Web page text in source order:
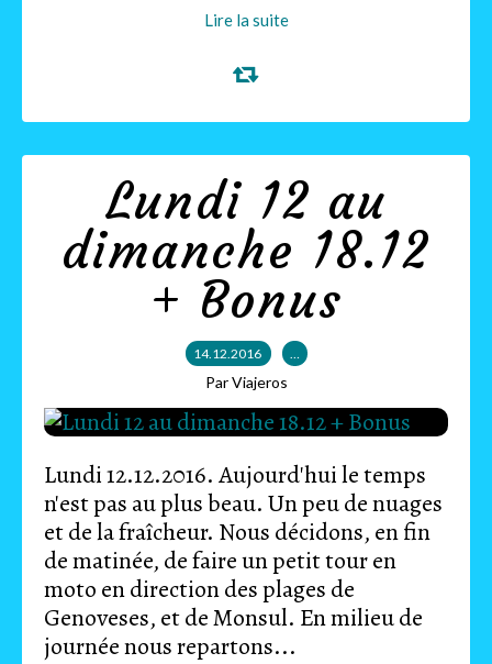
Lire la suite
Lundi 12 au
dimanche 18.12
+ Bonus
14.12.2016 …
Par Viajeros
Lundi 12.12.2016. Aujourd'hui le temps
n'est pas au plus beau. Un peu de nuages
et de la fraîcheur. Nous décidons, en fin
de matinée, de faire un petit tour en
moto en direction des plages de
Genoveses, et de Monsul. En milieu de
journée nous repartons...